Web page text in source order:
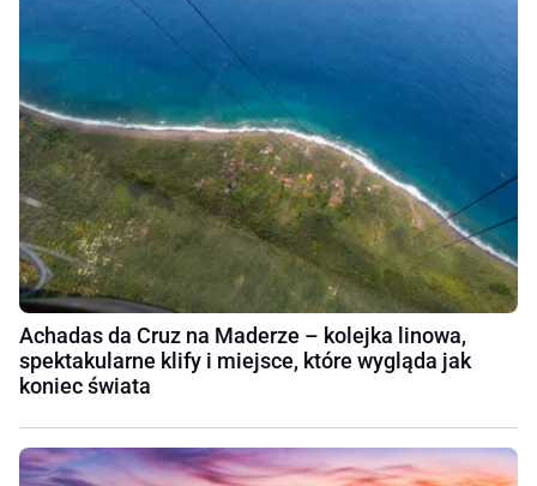
Achadas da Cruz na Maderze – kolejka linowa,
spektakularne klify i miejsce, które wygląda jak
koniec świata